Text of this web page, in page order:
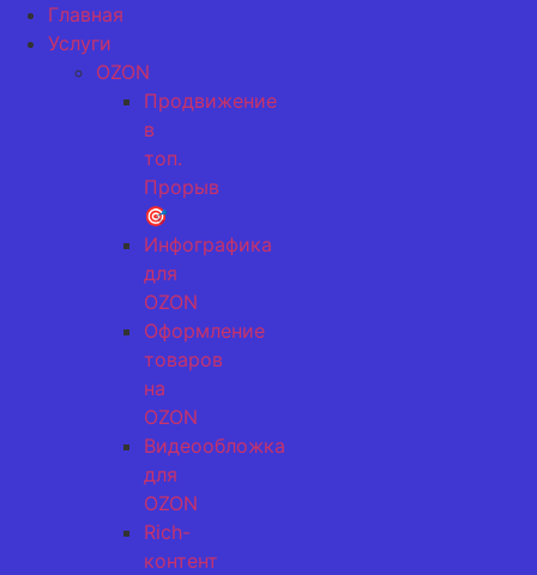
Главная
Услуги
OZON
Продвижение
в
топ.
Прорыв
🎯
Инфографика
для
OZON
Оформление
товаров
на
OZON
Видеообложка
для
OZON
Rich-
контент